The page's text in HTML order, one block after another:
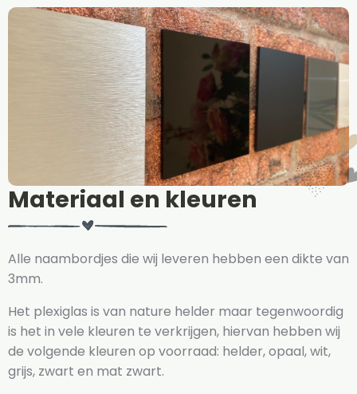
Materiaal en kleuren
Alle naambordjes die wij leveren hebben een dikte van
3mm.
Het plexiglas is van nature helder maar tegenwoordig
is het in vele kleuren te verkrijgen, hiervan hebben wij
de volgende kleuren op voorraad: helder, opaal, wit,
grijs, zwart en mat zwart.